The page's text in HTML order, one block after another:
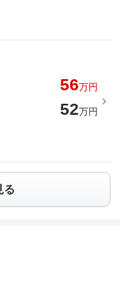
56万円
52万円
る